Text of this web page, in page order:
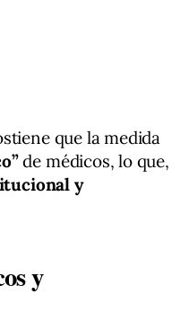
que la medida
de médicos, lo que,
y
y